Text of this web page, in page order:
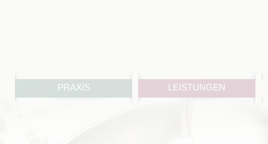
PRAXIS LEISTUNGEN